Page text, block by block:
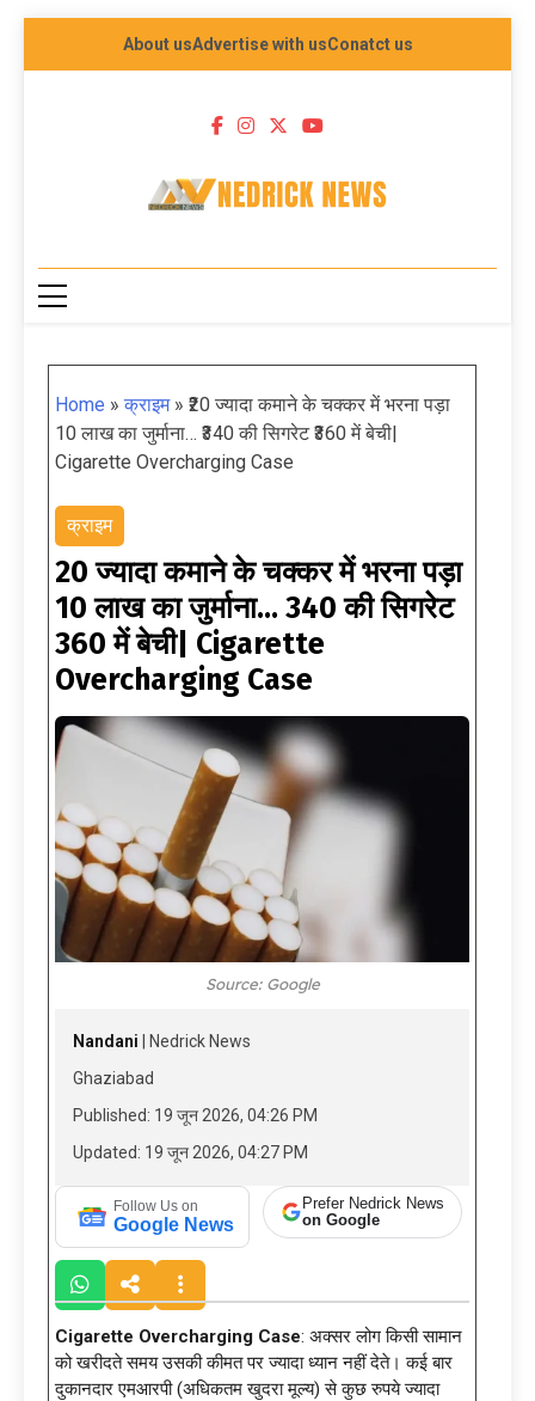
About usAdvertise with usConatct us
NEDRICK NEWS
Home »क्राइम» ₹20 ज्यादा कमाने के चक्कर में भरना पड़ा
10 लाख का जुर्माना… ₹340 की सिगरेट ₹360 में बेची|
Cigarette Overcharging Case
क्राइम
₹20 ज्यादा कमाने के चक्कर में भरना पड़ा
10 लाख का जुर्माना… ₹340 की सिगरेट
₹360 में बेची| Cigarette
Overcharging Case
Source: Google
Nandani | Nedrick News
Ghaziabad
Published: 19 जून 2026, 04:26 PM
Updated: 19 जून 2026, 04:27 PM
Follow Us on
Google News
Prefer Nedrick News
on Google
Cigarette Overcharging Case: अक्सर लोग किसी सामान
को खरीदते समय उसकी कीमत पर ज्यादा ध्यान नहीं देते। कई बार
दुकानदार एमआरपी (अधिकतम खुदरा मूल्य) से कुछ रुपये ज्यादा